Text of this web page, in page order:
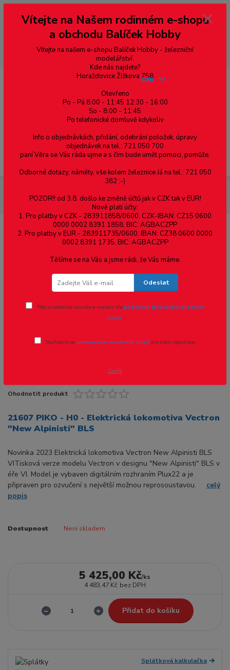
--- pro zákazníky ze Slovenska a jiných zemí, pokud chcete platit v eurech
přepněte si e-shop na euro 💶 pro přepočet měny - pravý horní roh ---
dobírky – pokud si z nějakého důvodu zásilku nevyzvednete, bude po
domluvě zaslána znovu s opětovnou platbou za poštovné, v opačném
případě bude zrušena a účet přidán na blacklist a rušeny následující
objednávky.
Menu
CZK
Vectron "New Alpinisti" BLS
21607 PIKO - H0 - Elektrická
Ohodnotit produkt
21607 PIKO - H0 - Elektrická lokomotiva Vectron
"New Alpinisti" BLS
Novinka 2023 Elektrická lokomotiva Vectron New Alpinisti BLS
VITisková verze modelu Vectron v designu "New Alpinisti" BLS v
éře VI. Model je vybaven digitálním rozhraním Plux22 a je
připraven pro ozvučení s největší možnou reprosoustavou. celý
popis
Dostupnost Není skladem
5 425,00 Kč/ks
4 483,47 Kč bez DPH
Přidat do košíku
Splátková kalkulačka
Vítejte na Našem rodinném e-shopu
a obchodu Balíček Hobby
Vítejte na našem e-shopu Balíček Hobby - železniční
modelářství.
Kde nás najdete?
Horažďovice Žižkova 758
Otevřeno
Po - Pá 8:00 - 11:45 12:30 - 16:00
So - 8:00 - 11:45
Po telefonické domluvě kdykoliv
Info o objednávkách, přidání, odebrání položek, úpravy
objednávek na tel.: 721 050 700
paní Věra se Vás ráda ujme a s čím bude umět pomoci, pomůže.
Odborné dotazy, náměty, vše kolem železnice Já na tel.: 721 050
382 :-)
POZOR!! od 3.8. došlo ke změně účtů jak v CZK tak v EUR!
Nově platí účty:
1. Pro platby v CZK - 283911858/0600, CZK-IBAN: CZ15 0600
0000 0002 8391 1858, BIC: AGBACZPP
2. Pro platby v EUR - 283911735/0600, IBAN: CZ38 0600 0000
0002 8391 1735, BIC: AGBACZPP
Těšíme se na Vás a jsme rádi, že Vás máme.
Odeslat
Přeji si odebírat novinky e-mailem dlepodmínek zpracování osobních
údajů.
Souhlasím se zpracováním osobních údajů pro účely registrace.
Zavřít